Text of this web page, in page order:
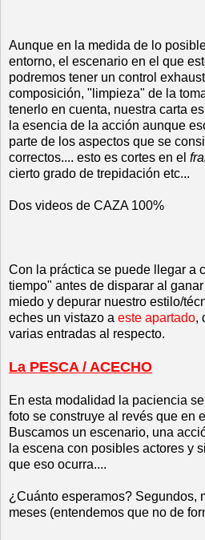
Aunque en la medida de lo
entorno, el escenario en el que
podremos tener un control
composición, "limpieza" de la
tenerlo en cuenta, nuestra carta
la esencia de la acción aunque
parte de los aspectos que se
correctos.... esto es cortes en el
cierto grado de trepidación etc...
Dos videos de CAZA 100%
Con la práctica se puede llegar a
tiempo" antes de disparar al
miedo y depurar nuestro estilo/
eches un vistazo a este apartado,
varias entradas al respecto.
La PESCA / ACECHO
En esta modalidad la paciencia
foto se construye al revés que en
Buscamos un escenario, una
la escena con posibles actores y
que eso ocurra....
¿Cuánto esperamos? Segundos,
meses (entendemos que no de